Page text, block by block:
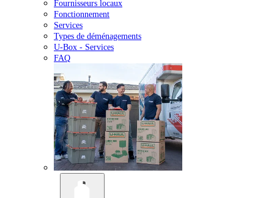
Fournisseurs locaux
Fonctionnement
Services
Types de déménagements
U-Box - Services
FAQ